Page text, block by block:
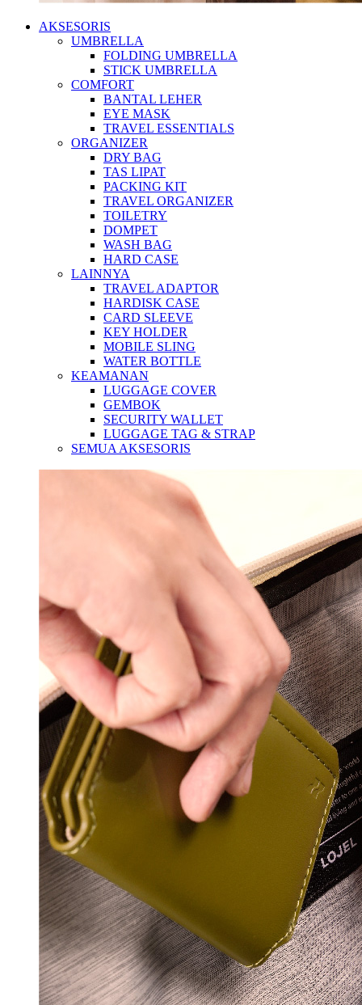
AKSESORIS
UMBRELLA
FOLDING UMBRELLA
STICK UMBRELLA
COMFORT
BANTAL LEHER
EYE MASK
TRAVEL ESSENTIALS
ORGANIZER
DRY BAG
TAS LIPAT
PACKING KIT
TRAVEL ORGANIZER
TOILETRY
DOMPET
WASH BAG
HARD CASE
LAINNYA
TRAVEL ADAPTOR
HARDISK CASE
CARD SLEEVE
KEY HOLDER
MOBILE SLING
WATER BOTTLE
KEAMANAN
LUGGAGE COVER
GEMBOK
SECURITY WALLET
LUGGAGE TAG & STRAP
SEMUA AKSESORIS